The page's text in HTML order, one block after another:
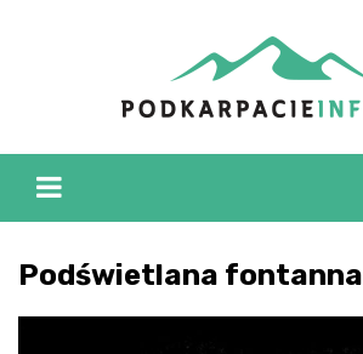
Podświetlana fontanna